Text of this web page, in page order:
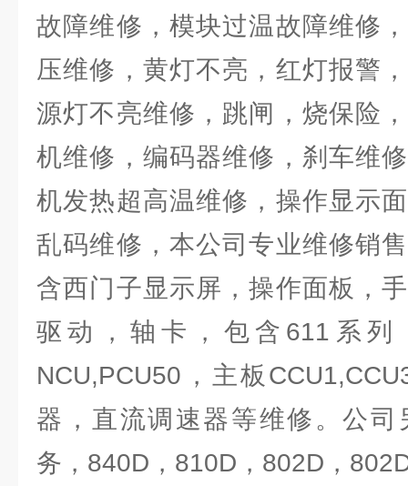
故障维修，模块过温故障维修
压维修，黄灯不亮，红灯报警
源灯不亮维修，跳闸，烧保险
机维修，编码器维修，刹车维
机发热超高温维修，操作显示
乱码维修，本公司专业维修销
含西门子显示屏，操作面板，
驱动，轴卡，包含611系列
NCU,PCU50，主板
器，直流调速器等维修。公
务，840D，810D，802D，